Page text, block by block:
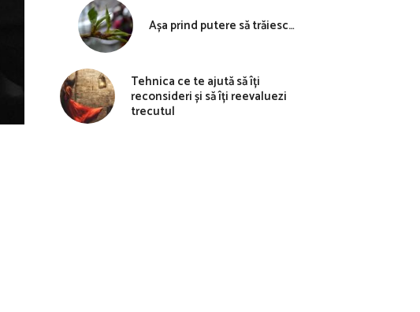
Așa prind putere să trăiesc…
Tehnica ce te ajută să îți
reconsideri și să îți reevaluezi
trecutul